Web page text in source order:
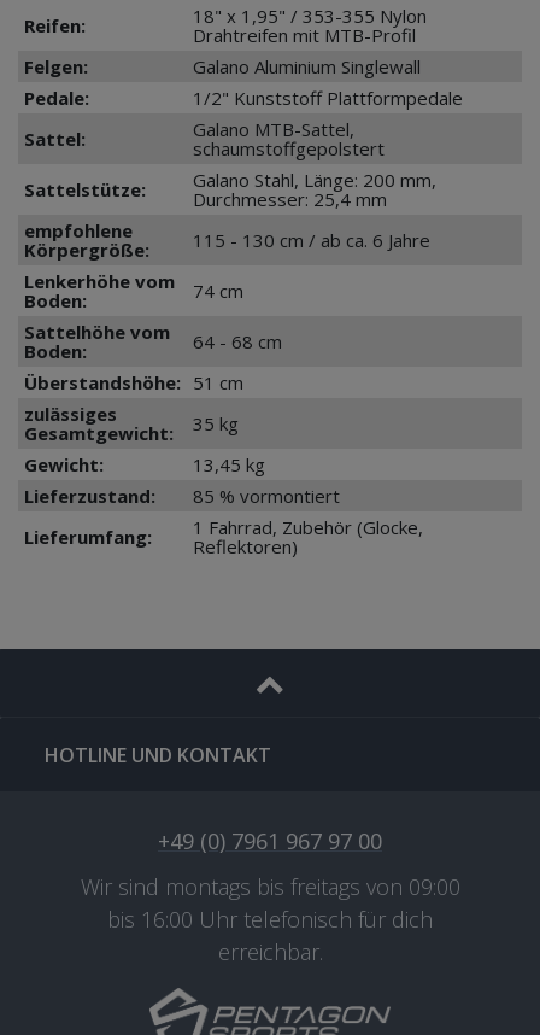
Reifen:
18" x 1,95" / 353-355 Nylon
Drahtreifen mit MTB-Profil
Felgen:
Galano Aluminium Singlewall
Pedale:
1/2" Kunststoff Plattformpedale
Sattel:
Galano MTB-Sattel,
schaumstoffgepolstert
Sattelstütze:
Galano Stahl, Länge: 200 mm,
Durchmesser: 25,4 mm
empfohlene
Körpergröße:
115 - 130 cm / ab ca. 6 Jahre
Lenkerhöhe vom
Boden:
74 cm
Sattelhöhe vom
Boden:
64 - 68 cm
Überstandshöhe: 51 cm
zulässiges
Gesamtgewicht:
35 kg
Gewicht:
13,45 kg
Lieferzustand:
85 % vormontiert
Lieferumfang:
1 Fahrrad, Zubehör (Glocke,
Reflektoren)
HOTLINE UND KONTAKT
+49 (0) 7961 967 97 00
Wir sind montags bis freitags von 09:00
bis 16:00 Uhr telefonisch für dich
erreichbar.